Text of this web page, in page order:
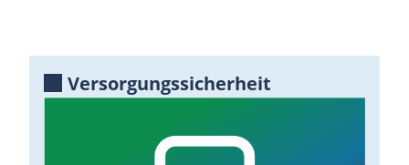
Versorgungssicherheit